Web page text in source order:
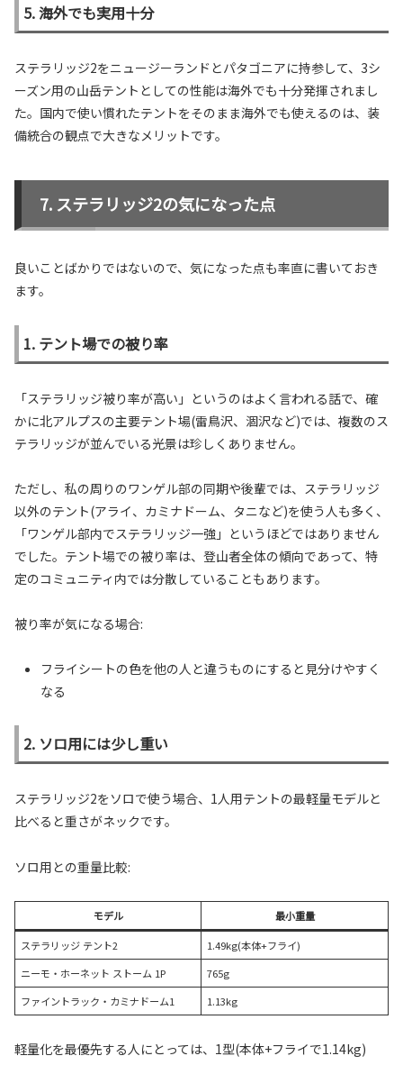
5. 海外でも実用十分
ステラリッジ2をニュージーランドとパタゴニアに持参して、3シ
ーズン用の山岳テントとしての性能は海外でも十分発揮されまし
た。国内で使い慣れたテントをそのまま海外でも使えるのは、装
備統合の観点で大きなメリットです。
ステラリッジ2の気になった点
良いことばかりではないので、気になった点も率直に書いておき
ます。
1. テント場での被り率
「ステラリッジ被り率が高い」というのはよく言われる話で、確
かに北アルプスの主要テント場(雷鳥沢、涸沢など)では、複数のス
テラリッジが並んでいる光景は珍しくありません。
ただし、私の周りのワンゲル部の同期や後輩では、ステラリッジ
以外のテント(アライ、カミナドーム、タニなど)を使う人も多く、
「ワンゲル部内でステラリッジ一強」というほどではありません
でした。テント場での被り率は、登山者全体の傾向であって、特
定のコミュニティ内では分散していることもあります。
被り率が気になる場合:
フライシートの色を他の人と違うものにすると見分けやすく
なる
2. ソロ用には少し重い
ステラリッジ2をソロで使う場合、1人用テントの最軽量モデルと
比べると重さがネックです。
ソロ用との重量比較:
モデル 最小重量
ステラリッジ テント2
1.49kg(本体+フライ)
ニーモ・ホーネット ストーム 1P
765g
ファイントラック・カミナドーム1
1.13kg
軽量化を最優先する人にとっては、1型(本体+フライで1.14kg)